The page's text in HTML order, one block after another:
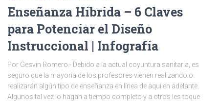
Enseñanza Híbrida – 6 Claves
para Potenciar el Diseño
Instruccional | Infografía
Por Gesvin Romero.- Debido a la actual coyuntura sanitaria, es
seguro que la mayoría de los profesores vienen realizando o
realizarán algún tipo de enseñanza en línea de aquí en adelante.
Algunos tal vez lo hagan a tiempo completo y a otros les toque